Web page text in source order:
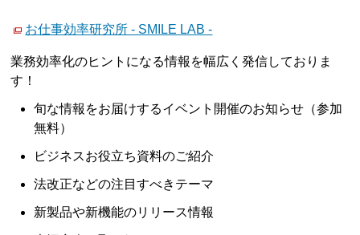
お仕事効率研究所 - SMILE LAB -
業務効率化のヒントになる情報を幅広く発信しておりま
す！
旬な情報をお届けするイベント開催のお知らせ（参加
無料）
ビジネスお役立ち資料のご紹介
法改正などの注目すべきテーマ
新製品や新機能のリリース情報